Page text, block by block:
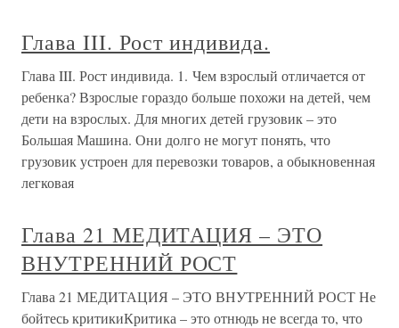
Глава III. Рост индивида.
Глава III. Рост индивида. 1. Чем взрослый отличается от
ребенка? Взрослые гораздо больше похожи на детей, чем
дети на взрослых. Для многих детей грузовик – это
Большая Машина. Они долго не могут понять, что
грузовик устроен для перевозки товаров, а обыкновенная
легковая
Глава 21 МЕДИТАЦИЯ – ЭТО
ВНУТРЕННИЙ РОСТ
Глава 21 МЕДИТАЦИЯ – ЭТО ВНУТРЕННИЙ РОСТ Не
бойтесь критикиКритика – это отнюдь не всегда то, что